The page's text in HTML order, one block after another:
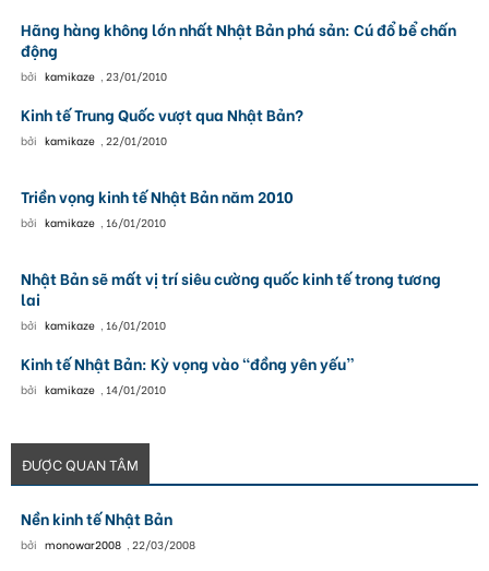
Hãng hàng không lớn nhất Nhật Bản phá sản: Cú đổ bể chấn
động
bởi kamikaze , 23/01/2010
Kinh tế Trung Quốc vượt qua Nhật Bản?
bởi kamikaze , 22/01/2010
Triền vọng kinh tế Nhật Bản năm 2010
bởi kamikaze , 16/01/2010
Nhật Bản sẽ mất vị trí siêu cường quốc kinh tế trong tương
lai
bởi kamikaze , 16/01/2010
Kinh tế Nhật Bản: Kỳ vọng vào “đồng yên yếu”
bởi kamikaze , 14/01/2010
ĐƯỢC QUAN TÂM
Nền kinh tế Nhật Bản
bởi monowar2008 , 22/03/2008